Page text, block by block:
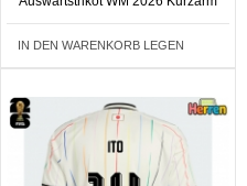
IN DEN WARENKORB LEGEN